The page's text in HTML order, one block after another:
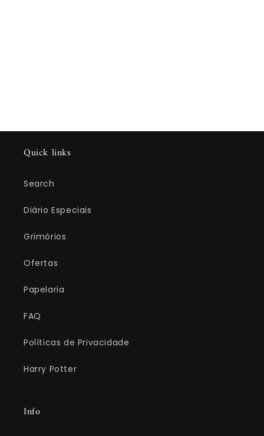
Quick links
Search
Diário Especiais
Grimórios
Ofertas
Papelaria
FAQ
Políticas de Privacidade
Harry Potter
Info